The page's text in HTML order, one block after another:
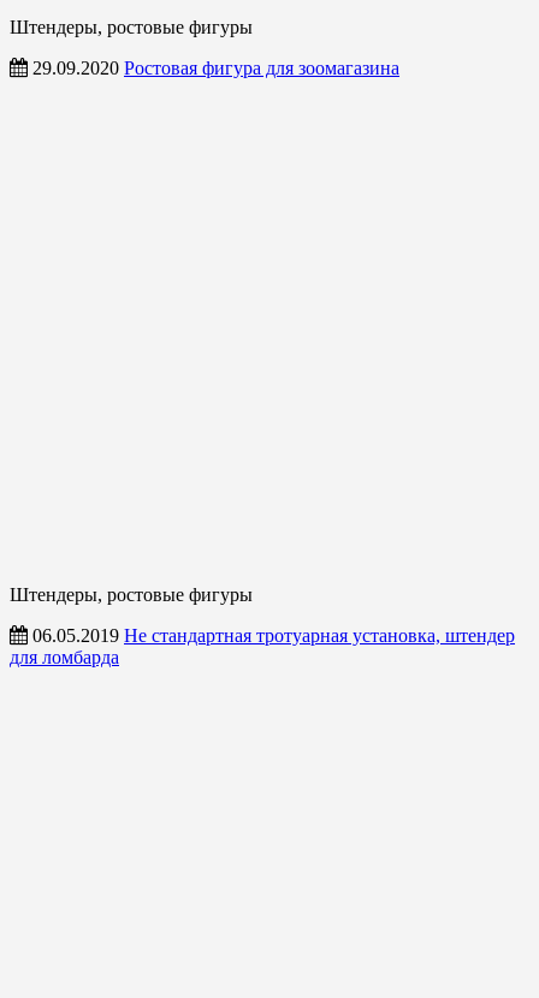
Штендеры, ростовые фигуры
29.09.2020 Ростовая фигура для зоомагазина
Штендеры, ростовые фигуры
06.05.2019 Не стандартная тротуарная установка, штендер
для ломбарда